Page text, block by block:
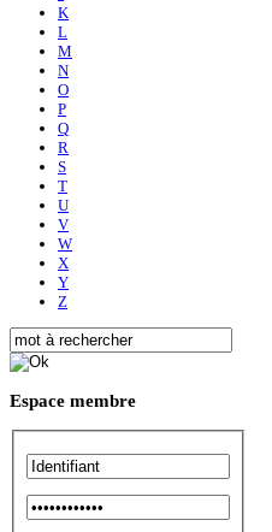
K
L
M
N
O
P
Q
R
S
T
U
V
W
X
Y
Z
Espace membre